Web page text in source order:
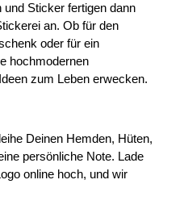
Sticker fertigen dann
an. Ob für den
oder für ein
hochmodernen
zum Leben erwecken.
Deinen Hemden, Hüten,
persönliche Note. Lade
online hoch, und wir